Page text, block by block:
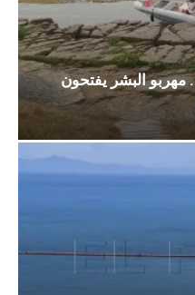
مهربو البشر يفتحون